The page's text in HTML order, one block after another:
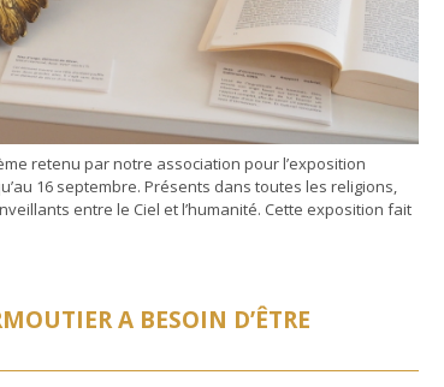
retenu par notre association pour l’exposition
16 septembre. Présents dans toutes les religions,
entre le Ciel et l’humanité. Cette exposition fait
A BESOIN D’ÊTRE